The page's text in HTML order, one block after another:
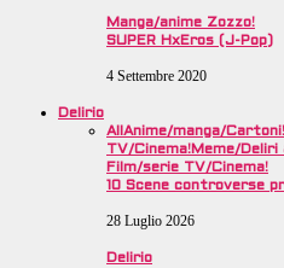
Manga/anime Zozzo!
SUPER HxEros (J-Pop)
4 Settembre 2020
Delirio
All Anime/manga/Cartoni!
TV/Cinema!Meme/
Film/serie TV/Cinema!
10 Scene controverse
28 Luglio 2026
Delirio